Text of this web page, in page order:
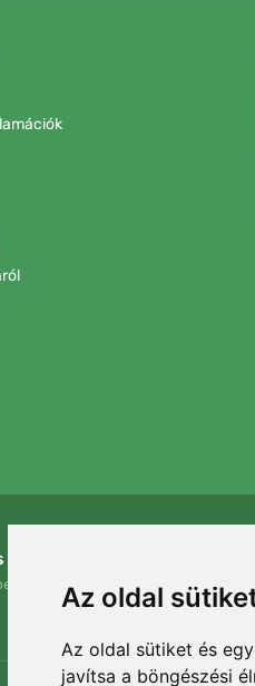
Az oldal
Az oldal sütiket és
javítsa a böngészési
bármikor visszaküldheti